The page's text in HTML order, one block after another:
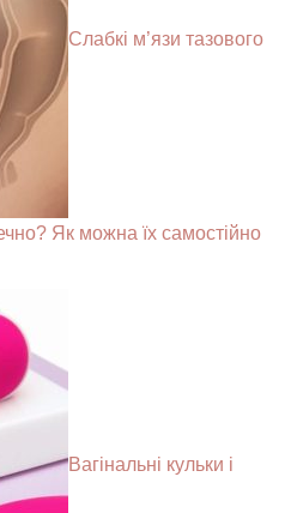
Слабкі м’язи тазового
Як можна їх самостійно
Вагінальні кульки і